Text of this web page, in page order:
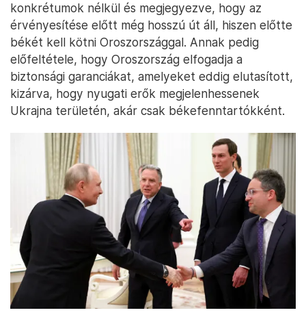
konkrétumok nélkül és megjegyezve, hogy az
érvényesítése előtt még hosszú út áll, hiszen előtte
békét kell kötni Oroszországgal. Annak pedig
előfeltétele, hogy Oroszország elfogadja a
biztonsági garanciákat, amelyeket eddig elutasított,
kizárva, hogy nyugati erők megjelenhessenek
Ukrajna területén, akár csak békefenntartókként.